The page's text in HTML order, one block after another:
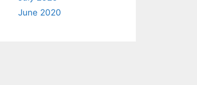
June 2020